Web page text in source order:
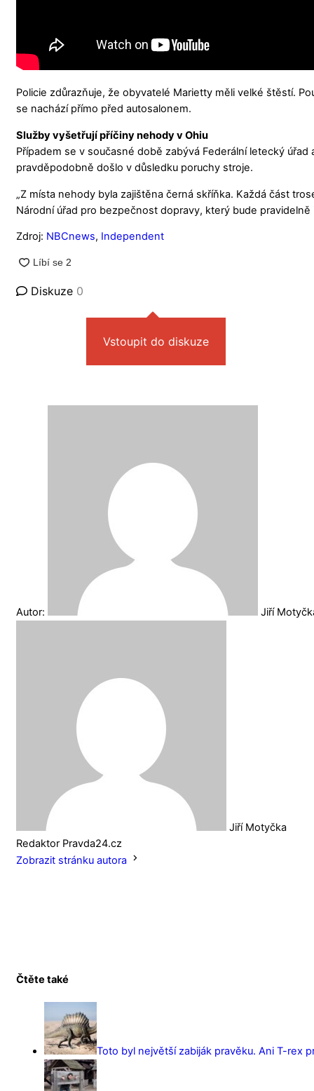
Policie zdůrazňuje, že obyvatelé Marietty měli velké štěstí.
se nachází přímo před autosalonem.
Služby vyšetřují příčiny nehody v Ohiu
Případem se v současné době zabývá Federální letecký
pravděpodobně došlo v důsledku poruchy stroje.
„Z místa nehody byla zajištěna černá skříňka. Každá část
Národní úřad pro bezpečnost dopravy, který bude
Zdroj: NBCnews, Independent
Diskuze 0
Vstoupit do diskuze
Autor: Jiří
Jiří Motyčka
Redaktor Pravda24.cz
Zobrazit stránku autora
Čtěte také
Toto byl největší zabiják pravěku. Ani T-rex